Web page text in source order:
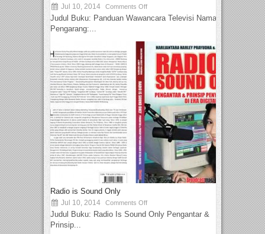
Jul 10, 2014 Comments Off
Judul Buku: Panduan Wawancara Televisi Nama
Pengarang:...
Radio is Sound Only
Jul 10, 2014 Comments Off
Judul Buku: Radio Is Sound Only Pengantar &
Prinsip...